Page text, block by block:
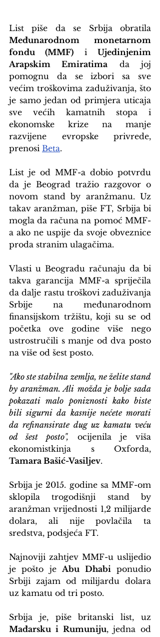
Međunarodnom monetarnom
fondu (MMF) i Ujedinjenim
Arapskim Emiratima da joj
pomognu da se izbori sa sve
većim troškovima zaduživanja, što
je samo jedan od primjera uticaja
sve većih kamatnih stopa i
ekonomske krize na manje
razvijene evropske privrede,
prenosi Beta.
List je od MMF-a dobio potvrdu
da je Beograd tražio razgovor o
novom stand by aranžmanu. Uz
takav aranžman, piše FT, Srbija bi
mogla da računa na pomoć MMF-
a ako ne uspije da svoje obveznice
proda stranim ulagačima.
Vlasti u Beogradu računaju da bi
takva garancija MMF-a spriječila
da dalje rastu troškovi zaduživanja
Srbije na međunarodnom
finansijskom tržištu, koji su se od
početka ove godine više nego
ustrostručili s manje od dva posto
na više od šest posto.
"Ako ste stabilna zemlja, ne želite stand
by aranžman. Ali možda je bolje sada
pokazati malo poniznosti kako biste
bili sigurni da kasnije nećete morati
da refinansirate dug uz kamatu veću
od šest posto", ocijenila je viša
Tamara Bašić-Vasiljev.
Srbija je 2015. godine sa MMF-om
sklopila trogodišnji stand by
aranžman vrijednosti 1,2 milijarde
dolara, ali nije povlačila ta
sredstva, podsjeća FT.
Najnoviji zahtjev MMF-u uslijedio
je pošto je Abu Dhabi ponudio
Srbiji zajam od milijardu dolara
uz kamatu od tri posto.
Mađarsku i Rumuniju, jedna od